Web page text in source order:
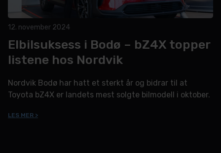
12. november 2024
Elbilsuksess i Bodø – bZ4X topper
listene hos Nordvik
Nordvik Bodø har hatt et sterkt år og bidrar til at
Toyota bZ4X er landets mest solgte bilmodell i oktober.
LES MER >